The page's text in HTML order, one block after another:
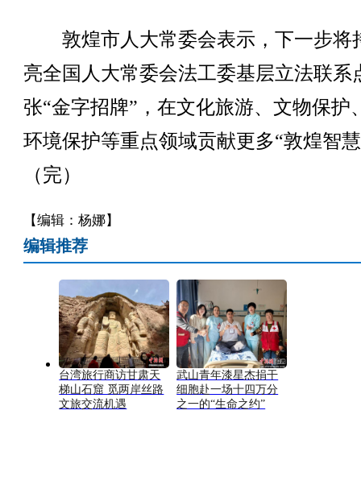
敦煌市人大常委会表示，下一步将
亮全国人大常委会法工委基层立法联系
张“金字招牌”，在文化旅游、文物保护
环境保护等重点领域贡献更多“敦煌智
（完）
【编辑：杨娜】
编辑推荐
台湾旅行商访甘肃天
梯山石窟 觅两岸丝路
文旅交流机遇
武山青年漆星杰捐干
细胞赴一场十四万分
之一的“生命之约”